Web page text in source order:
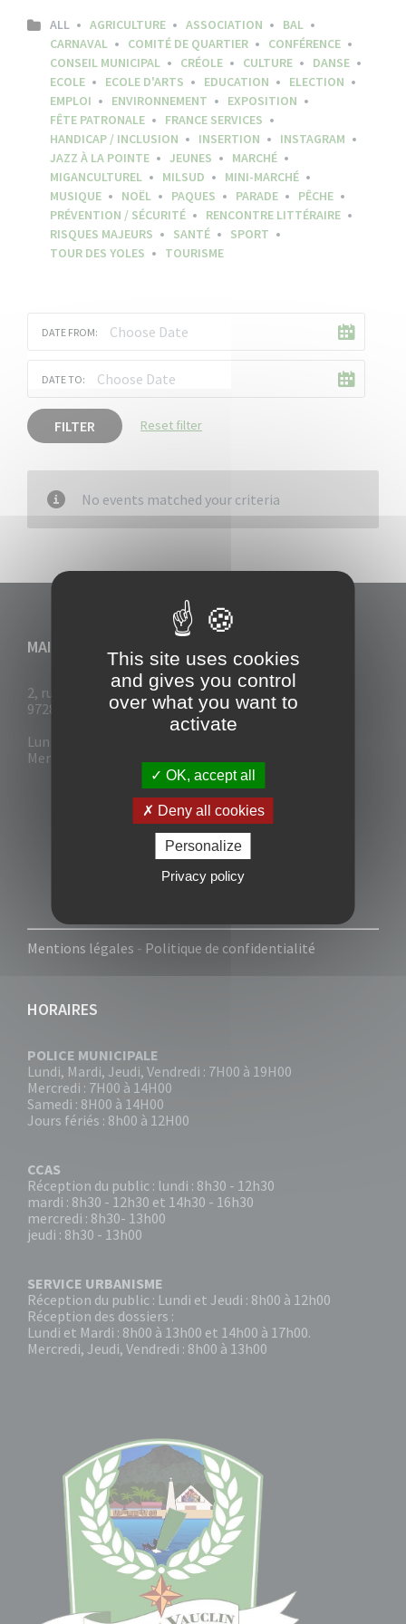
ALL AGRICULTURE ASSOCIATION
BAL
CARNAVAL
COMITÉ DE QUARTIER
CONFÉRENCE
CONSEIL MUNICIPAL
CRÉOLE CULTURE
DANSE
ECOLE
ECOLE D'ARTS EDUCATION
ELECTION
EMPLOI
ENVIRONNEMENT
EXPOSITION
FÊTE PATRONALE
FRANCE SERVICES
HANDICAP / INCLUSION
INSERTION
INSTAGRAM
JAZZ À LA POINTE
JEUNES
MARCHÉ
MIGANCULTUREL
MILSUD
MINI-MARCHÉ
MUSIQUE
NOËL PAQUES PARADE
PÊCHE
PRÉVENTION / SÉCURITÉ
RENCONTRE LITTÉRAIRE
RISQUES MAJEURS
SANTÉ
SPORT
TOUR DES YOLES
TOURISME
DATE FROM:
DATE TO:
FILTER Reset filter
No events matched your criteria
MAIRIE DU VAUCLIN
2, rue Collignon
97280 Le Vauclin
Lun - Mar : 7h30- 13h & 14h-17h
Mer-Jeu-Vend : 7h30 - 13h30
Mentions légales - Politique de confidentialité
HORAIRES
POLICE MUNICIPALE
Lundi, Mardi, Jeudi, Vendredi : 7H00 à 19H00
Mercredi : 7H00 à 14H00
Samedi : 8H00 à 14H00
Jours fériés : 8h00 à 12H00
CCAS
Réception du public : lundi : 8h30 - 12h30
mardi : 8h30 - 12h30 et 14h30 - 16h30
mercredi : 8h30- 13h00
jeudi : 8h30 - 13h00
SERVICE URBANISME
Réception du public : Lundi et Jeudi : 8h00 à 12h00
Réception des dossiers :
Lundi et Mardi : 8h00 à 13h00 et 14h00 à 17h00.
Mercredi, Jeudi, Vendredi : 8h00 à 13h00
This site uses cookies
and gives you control
over what you want to
activate
OK, accept all
Deny all cookies
Personalize
Privacy policy